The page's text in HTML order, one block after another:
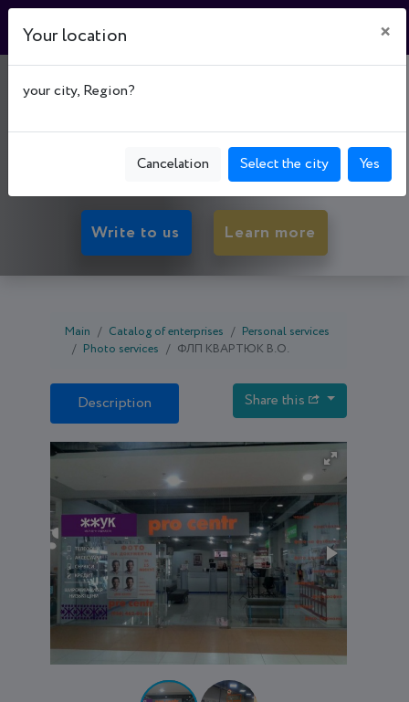
"PROCENTR"
Pokrovs'kyi р-н, мкрн. 5-й Зарічний, буд. 11К, Area
ТРЦ "Терра"
Write to us Learn more
Main Catalog of enterprises
Personal services
Photo services
ФЛП КВАРТЮК В.О.
Description Share this
Your location ×
your city, Region?
Cancelation Select the city Yes